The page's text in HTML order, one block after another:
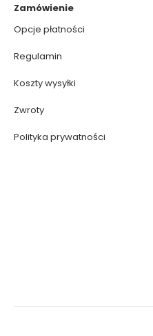
Zamówienie
Opcje płatności
Regulamin
Koszty wysyłki
Zwroty
Polityka prywatności